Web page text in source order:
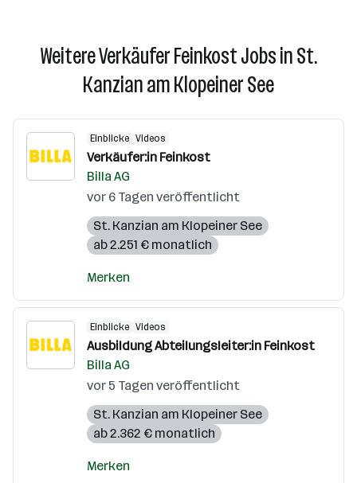
Weitere Verkäufer Feinkost Jobs in St.
Kanzian am Klopeiner See
Einblicke Videos
Verkäufer:in Feinkost
Billa AG
vor 6 Tagen veröffentlicht
St. Kanzian am Klopeiner See
ab 2.251 € monatlich
Merken
Einblicke Videos
Ausbildung Abteilungsleiter:in Feinkost
Billa AG
vor 5 Tagen veröffentlicht
St. Kanzian am Klopeiner See
ab 2.362 € monatlich
Merken